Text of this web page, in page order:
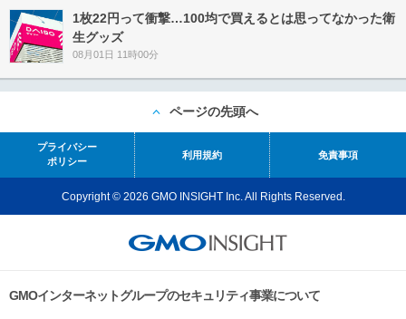
1枚22円って衝撃…100均で買えるとは思ってなかった衛
生グッズ
08月01日 11時00分
ページの先頭へ
プライバシー
ポリシー
利用規約 免責事項
Copyright © 2026 GMO INSIGHT Inc. All Rights Reserved.
GMOインターネットグループのセキュリティ事業について